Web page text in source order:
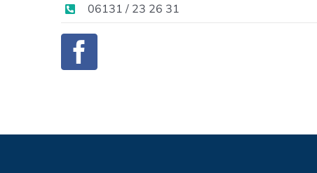
06131 / 23 26 31